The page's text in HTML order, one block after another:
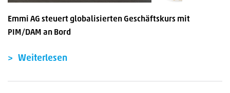
Emmi AG steuert globalisierten Geschäftskurs mit
PIM/DAM an Bord
Weiterlesen